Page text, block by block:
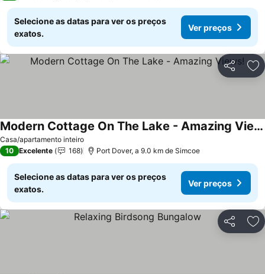
Selecione as datas para ver os preços
exatos.
Ver preços
Partilhar
Casa/apartamento inteiro
Modern Cottage On The Lake - Amazing Views!
Ver preços
10 Excelente 168 Port Dover, a 9.0 km de Simcoe
Selecione as datas para ver os preços
exatos.
Ver preços
Partilhar